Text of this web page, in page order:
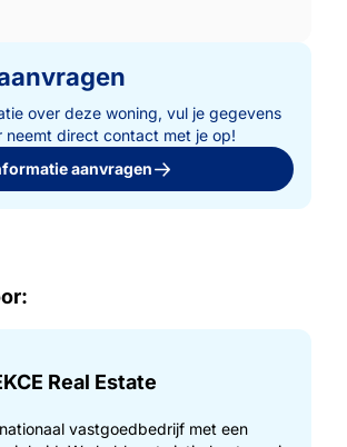
over deze woning, vul je gegevens
neemt direct contact met je op!
aanvragen
Real Estate
vastgoedbedrijf met een